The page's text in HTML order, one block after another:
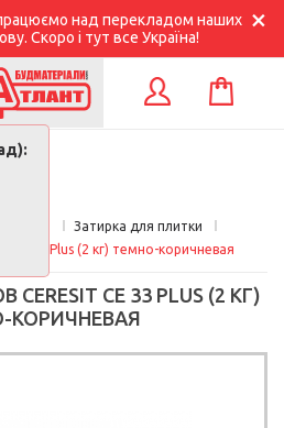
над перекладом наших
Скоро і тут все Україна!
КОРЗИНА
Затирка для плитки
CE 33 Plus (2 кг) темно-коричневая
CE 33 PLUS (2 КГ)
КОРИЧНЕВАЯ